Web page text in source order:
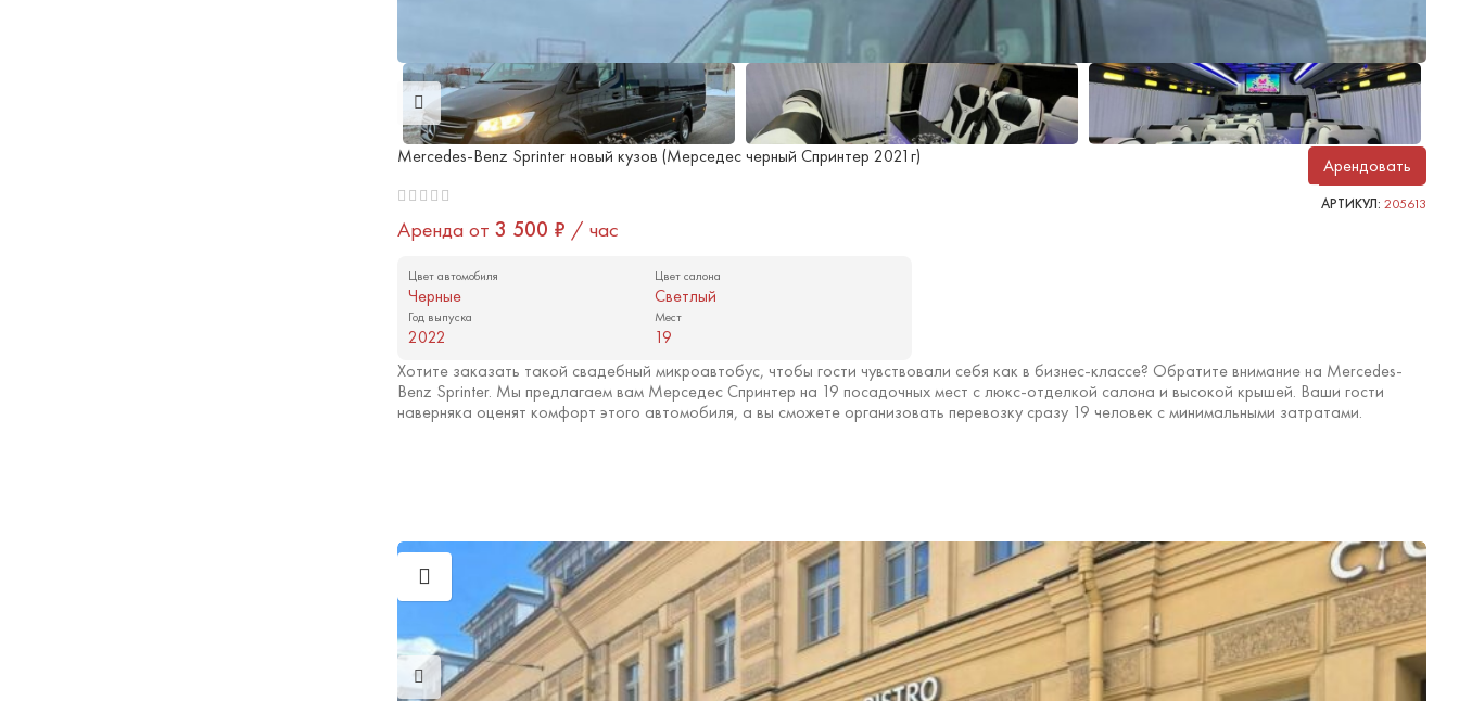
Mercedes-Benz Sprinter новый кузов (Мерседес черный Спринтер 2021г) Арендовать
АРТИКУЛ: 205613
Аренда от 3 500 ₽ / час
Цвет автомобиля
Черные
Цвет салона
Светлый
Год выпуска
2022
Мест
19
Хотите заказать такой свадебный микроавтобус, чтобы гости чувствовали себя как в бизнес-классе? Обратите внимание на Mercedes-
Benz Sprinter. Мы предлагаем вам Мерседес Спринтер на 19 посадочных мест с люкс-отделкой салона и высокой крышей. Ваши гости
наверняка оценят комфорт этого автомобиля, а вы сможете организовать перевозку сразу 19 человек с минимальными затратами.